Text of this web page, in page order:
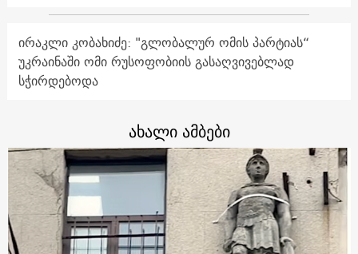
ირაკლი კობახიძე: "გლობალურ ომის პარტიას“
უკრაინაში ომი რუსოფობიის გასაღვივებლად
სჭირდებოდა
ახალი ამბები